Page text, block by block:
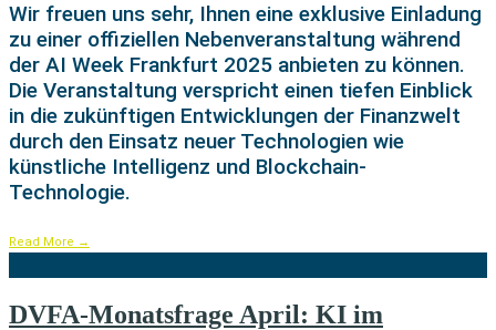
Wir freuen uns sehr, Ihnen eine exklusive Einladung
zu einer offiziellen Nebenveranstaltung während
der AI Week Frankfurt 2025 anbieten zu können.
Die Veranstaltung verspricht einen tiefen Einblick
in die zukünftigen Entwicklungen der Finanzwelt
durch den Einsatz neuer Technologien wie
künstliche Intelligenz und Blockchain-
Technologie.
Read More →
DVFA-Monatsfrage April: KI im